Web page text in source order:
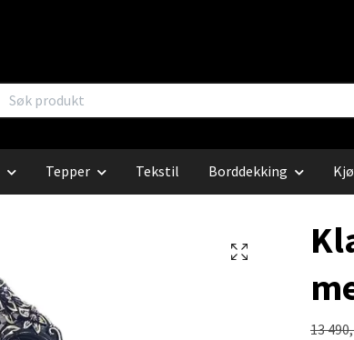
Tepper Tekstil Borddekking
13